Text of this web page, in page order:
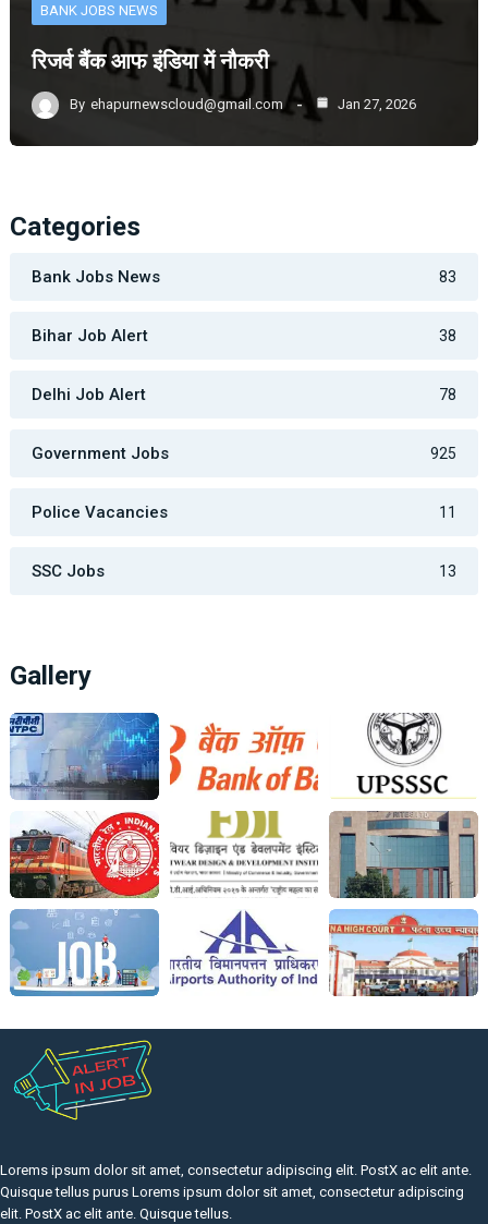
BANK JOBS NEWS
रिजर्व बैंक आफ इंडिया में नौकरी
By ehapurnewscloud@gmail.com Jan 27, 2026
Categories
Bank Jobs News 83
Bihar Job Alert 38
Delhi Job Alert 78
Government Jobs 925
Police Vacancies 11
SSC Jobs 13
Gallery
Lorems ipsum dolor sit amet, consectetur adipiscing elit. PostX ac elit ante.
Quisque tellus purus Lorems ipsum dolor sit amet, consectetur adipiscing
elit. PostX ac elit ante. Quisque tellus.